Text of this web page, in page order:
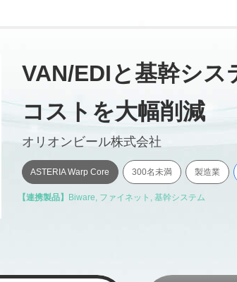
VAN/EDIと基幹シ
コストを大幅削減
オリオンビール株式会社
ASTERIA Warp Core 300名未満 製造業
【連携製品】 Biware, ファイネット , 基幹システム